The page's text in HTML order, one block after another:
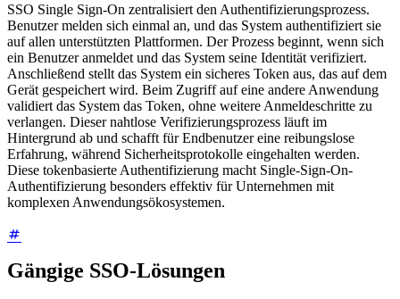
SSO Single Sign-On zentralisiert den Authentifizierungsprozess.
Benutzer melden sich einmal an, und das System authentifiziert sie
auf allen unterstützten Plattformen. Der Prozess beginnt, wenn sich
ein Benutzer anmeldet und das System seine Identität verifiziert.
Anschließend stellt das System ein sicheres Token aus, das auf dem
Gerät gespeichert wird. Beim Zugriff auf eine andere Anwendung
validiert das System das Token, ohne weitere Anmeldeschritte zu
verlangen. Dieser nahtlose Verifizierungsprozess läuft im
Hintergrund ab und schafft für Endbenutzer eine reibungslose
Erfahrung, während Sicherheitsprotokolle eingehalten werden.
Diese tokenbasierte Authentifizierung macht Single-Sign-On-
Authentifizierung besonders effektiv für Unternehmen mit
komplexen Anwendungsökosystemen.
Gängige SSO-Lösungen